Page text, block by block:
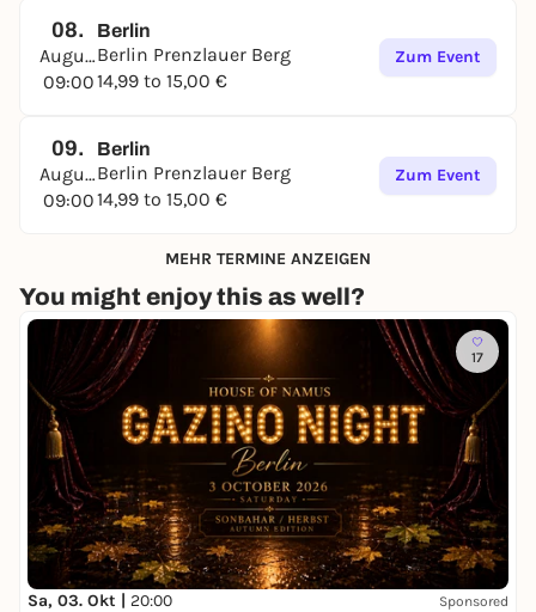
08.
August
09:00
Berlin
Berlin Prenzlauer Berg
14,99 to 15,00 €
Zum Event
09.
August
09:00
Berlin
Berlin Prenzlauer Berg
14,99 to 15,00 €
Zum Event
MEHR TERMINE ANZEIGEN
You might enjoy this as well?
17
Sa, 03. Okt | 20:00 Sponsored